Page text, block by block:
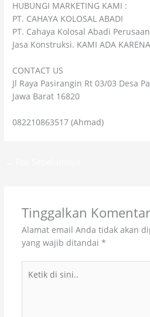
HUBUNGI MARKETING KAMI :
PT. CAHAYA KOLOSAL ABADI
PT. Cahaya Kolosal Abadi
Jasa Konstruksi. KAMI ADA
CONTACT US
Jl Raya Pasirangin Rt 03/03 Desa
Jawa Barat 16820
082210863517 (Ahmad)
Tinggalkan Komentar
Alamat email Anda tidak akan
yang wajib ditandai *